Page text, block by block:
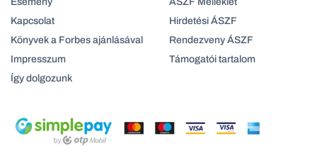
Kapcsolat
Könyvek a Forbes ajánlásával
Impresszum
Így dolgozunk
Hirdetési ÁSZF
Rendezveny ÁSZF
Támogatói tartalom